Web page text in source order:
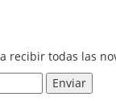
recibir todas las